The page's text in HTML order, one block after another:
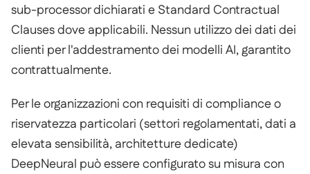
sub-processor dichiarati e Standard Contractual
Clauses dove applicabili. Nessun utilizzo dei dati dei
clienti per l'addestramento dei modelli AI, garantito
contrattualmente.
Per le organizzazioni con requisiti di compliance o
riservatezza particolari (settori regolamentati, dati a
elevata sensibilità, architetture dedicate)
DeepNeural può essere configurato su misura con